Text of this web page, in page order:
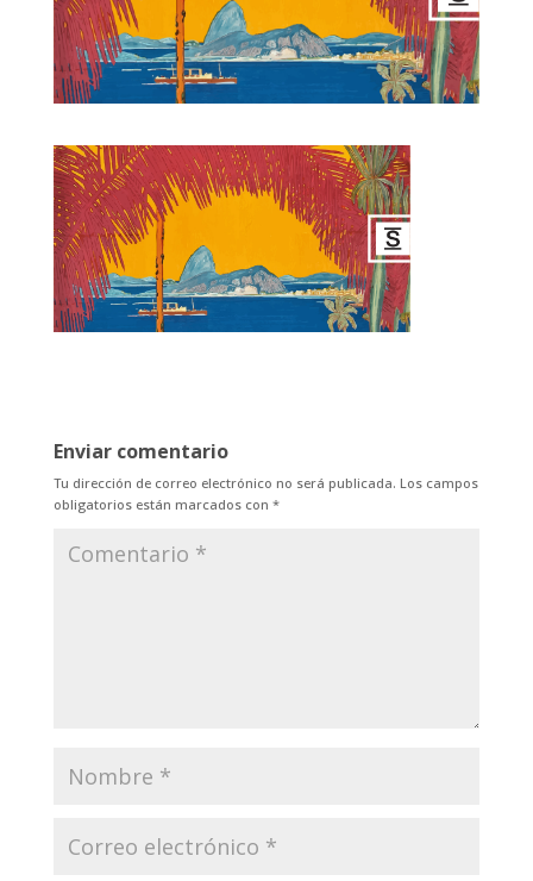
Enviar comentario
Tu dirección de correo electrónico no será publicada. Los campos
obligatorios están marcados con *